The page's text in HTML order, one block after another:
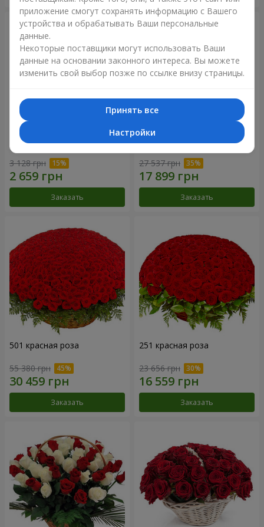
Корзина альстромерий
"Акварель"
3 128 грн
Заказать
301 красная роза
27 537 грн
Заказать
501 красная роза
55 380 грн
Заказать
251 красная роза
23 656 грн
Заказать
приложение смогут сохранять информацию с Вашего
устройства и обрабатывать Ваши персональные
данные.
Некоторые поставщики могут использовать Ваши
данные на основании законного интереса. Вы можете
изменить свой выбор позже по ссылке внизу страницы.
Принять все
Настройки